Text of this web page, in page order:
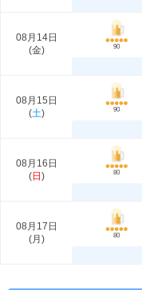
08月14日
(金) 90
08月15日
(土) 90
08月16日
(日 ) 80
08月17日
(月 ) 80